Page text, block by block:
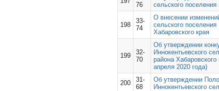
76
сельского поселения
198
33-
74
О внесении
сельского
Хабаровского края
199
32-
70
Об утверждении
Иннокентьевского
района
апреля 2020 года)
200
31-
68
Об утверждении
Иннокентьевского